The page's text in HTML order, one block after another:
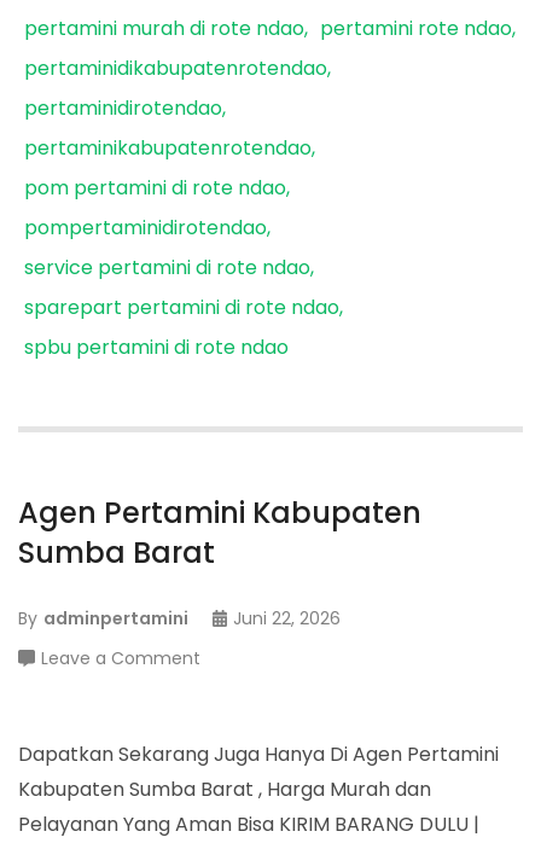
pertamini murah di rote ndao
pertamini rote ndao
pertaminidikabupatenrotendao
pertaminidirotendao
pertaminikabupatenrotendao
pom pertamini di rote ndao
pompertaminidirotendao
service pertamini di rote ndao
sparepart pertamini di rote ndao
spbu pertamini di rote ndao
Agen Pertamini Kabupaten
Sumba Barat
By adminpertamini
Juni 22, 2026
Leave a Comment
Kabupaten
Sumba
Barat
Dapatkan Sekarang Juga Hanya Di Agen Pertamini
Kabupaten Sumba Barat , Harga Murah dan
Pelayanan Yang Aman Bisa KIRIM BARANG DULU |